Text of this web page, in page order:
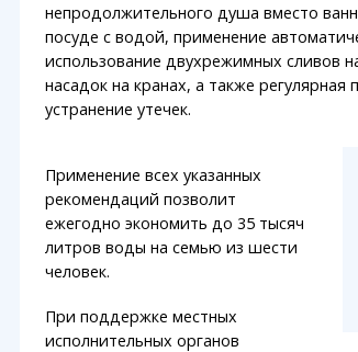
непродолжительного душа вместо
посуде с водой, применение
использование двухрежимных сливов
насадок на кранах, а также регулярная
устранение утечек.
Применение всех указанных
рекомендаций позволит
ежегодно экономить до 35 тысяч
литров воды на семью из шести
человек.
При поддержке местных
исполнительных органов